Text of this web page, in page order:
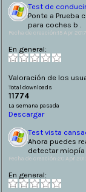
Test de
Ponte a Prueba
para coches b .
Fecha de creación:15 Apr 2017
En general:
Valoración de los
Total downloads
11774
La semana pasada
Descargar
Test vista
Ahora puedes
detectar
Fecha de creación:20 Apr
En general: